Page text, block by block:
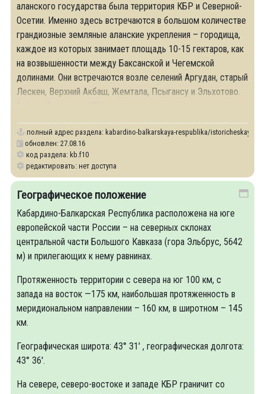
аланского государства была территория КБР и Северной-
Осетии. Именно здесь встречаются в большом количестве
грандиозные земляные аланские укрепления – городища,
каждое из которых занимает площадь 10-15 гектаров, как
на возвышенности между Баксанской и Чегемской
долинами. Они встречаются возле селений Аргудан, старый
Лескен, Верхний Акбаш, Жемтала, Псыгансу и Эльхотово.
полный адрес раздела: kabardino-balkarskaya-respublika/istoricheskaya-
обновлен: 27.08.16
код раздела: kb.f10
редактировать: нет доступа
Географическое положение
Кабардино-Балкарская Республика расположена на юге
европейской части России – на северных склонах
центральной части Большого Кавказа (гора Эльбрус, 5642
м) и прилегающих к нему равнинах.
Протяженность территории с севера на юг 100 км, с
запада на восток —175 км, наибольшая протяженность в
меридиональном направлении – 160 км, в широтном – 145
км.
Географическая широта: 43° 31' , географическая долгота:
43° 36'.
На севере, северо-востоке и западе КБР граничит со